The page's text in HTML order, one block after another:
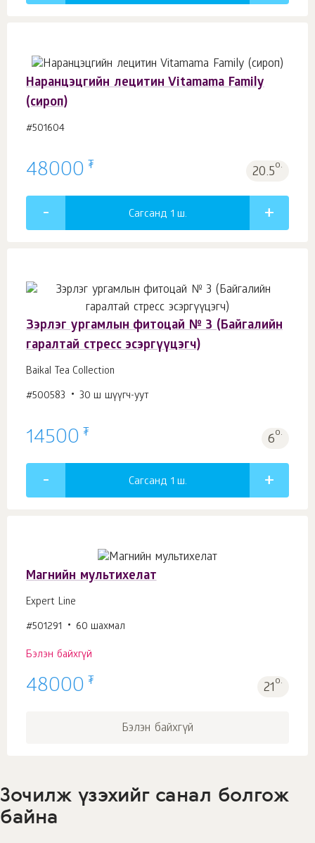
Наранцэцгийн лецитин Vitamama Family
(сироп)
#501604
48000 ₮ 20.5о.
Сагсанд 1 ш.
Зэрлэг ургамлын фитоцай № 3 (Байгалийн
гаралтай стресс эсэргүүцэгч)
Baikal Tea Collection
#500583 30 ш шүүгч-уут
14500 ₮ 6о.
Сагсанд 1 ш.
Магнийн мультихелат
Expert Line
#501291 60 шахмал
Бэлэн байхгүй
48000 ₮ 21о.
Бэлэн байхгүй
Зочилж үзэхийг санал болгож
байна